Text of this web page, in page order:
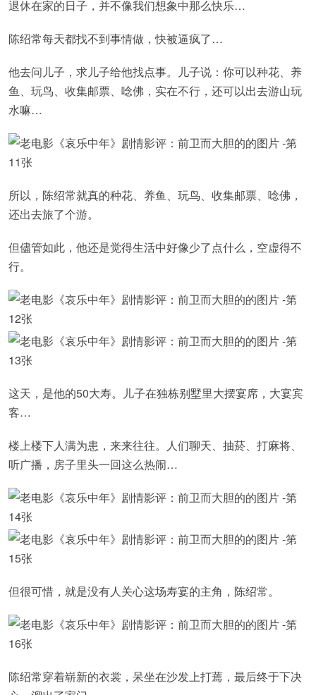
退休在家的日子，并不像我们想象中那么快乐…
陈绍常每天都找不到事情做，快被逼疯了…
他去问儿子，求儿子给他找点事。儿子说：你可以种花、养
鱼、玩鸟、收集邮票、唸佛，实在不行，还可以出去游山玩
水嘛…
所以，陈绍常就真的种花、养鱼、玩鸟、收集邮票、唸佛，
还出去旅了个游。
但儘管如此，他还是觉得生活中好像少了点什么，空虚得不
行。
这天，是他的50大寿。儿子在独栋别墅里大摆宴席，大宴宾
客…
楼上楼下人满为患，来来往往。人们聊天、抽菸、打麻将、
听广播，房子里头一回这么热闹…
但很可惜，就是没有人关心这场寿宴的主角，陈绍常。
陈绍常穿着崭新的衣裳，呆坐在沙发上打蔫，最后终于下决